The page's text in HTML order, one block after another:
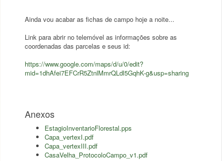
Ainda vou acabar as fichas de campo hoje a noite...
Link para abrir no telemóvel as informações sobre as
coordenadas das parcelas e seus id:
https://www.google.com/maps/d/u/0/edit?
mid=1dhAfei7EFCrR5ZtnlMmrQLdl5GqhK-g&usp=sharing
Anexos
EstagioInventarioFlorestal.pps
Capa_vertexI.pdf
Capa_vertexIII.pdf
CasaVelha_ProtocoloCampo_v1.pdf